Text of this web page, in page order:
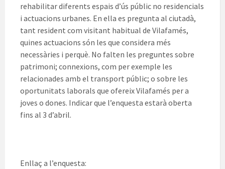
rehabilitar diferents espais d’ús públic no residencials
i actuacions urbanes. En ella es pregunta al ciutadà,
tant resident com visitant habitual de Vilafamés,
quines actuacions són les que considera més
necessàries i perquè. No falten les preguntes sobre
patrimoni; connexions, com per exemple les
relacionades amb el transport públic; o sobre les
oportunitats laborals que ofereix Vilafamés per a
joves o dones. Indicar que l’enquesta estarà oberta
fins al 3 d’abril.
Enllaç a l’enquesta: